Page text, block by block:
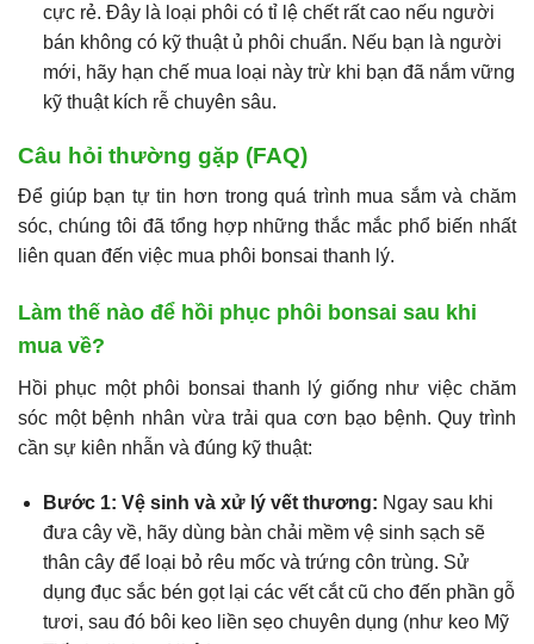
cực rẻ. Đây là loại phôi có tỉ lệ chết rất cao nếu người
bán không có kỹ thuật ủ phôi chuẩn. Nếu bạn là người
mới, hãy hạn chế mua loại này trừ khi bạn đã nắm vững
kỹ thuật kích rễ chuyên sâu.
Câu hỏi thường gặp (FAQ)
Để giúp bạn tự tin hơn trong quá trình mua sắm và chăm
sóc, chúng tôi đã tổng hợp những thắc mắc phổ biến nhất
liên quan đến việc mua phôi bonsai thanh lý.
Làm thế nào để hồi phục phôi bonsai sau khi
mua về?
Hồi phục một phôi bonsai thanh lý giống như việc chăm
sóc một bệnh nhân vừa trải qua cơn bạo bệnh. Quy trình
cần sự kiên nhẫn và đúng kỹ thuật:
Bước 1: Vệ sinh và xử lý vết thương: Ngay sau khi
đưa cây về, hãy dùng bàn chải mềm vệ sinh sạch sẽ
thân cây để loại bỏ rêu mốc và trứng côn trùng. Sử
dụng đục sắc bén gọt lại các vết cắt cũ cho đến phần gỗ
tươi, sau đó bôi keo liền sẹo chuyên dụng (như keo Mỹ